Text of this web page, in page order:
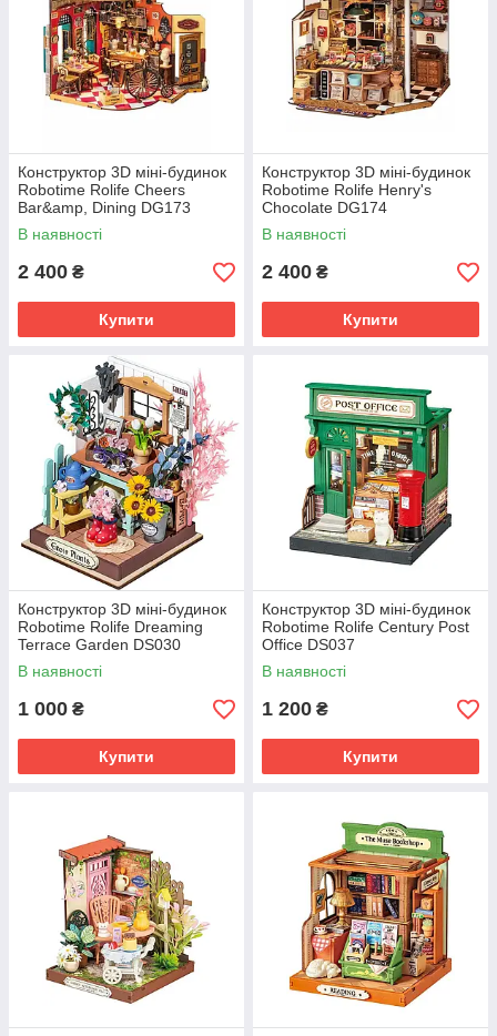
Конструктор 3D міні-будинок
Robotime Rolife Cheers
Bar&amp, Dining DG173
В наявності
2 400 ₴
Купити
Конструктор 3D міні-будинок
Robotime Rolife Henry's
Chocolate DG174
В наявності
2 400 ₴
Купити
Конструктор 3D міні-будинок
Robotime Rolife Dreaming
Terrace Garden DS030
В наявності
1 000 ₴
Купити
Конструктор 3D міні-будинок
Robotime Rolife Century Post
Office DS037
В наявності
1 200 ₴
Купити